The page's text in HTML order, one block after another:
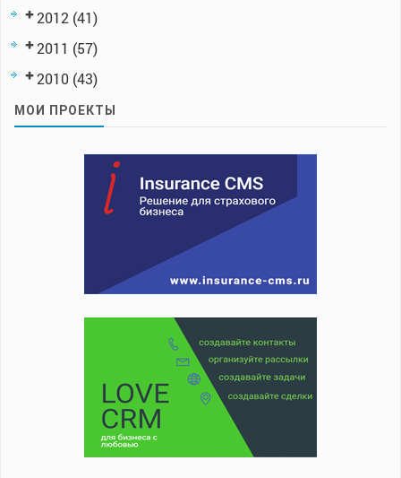
2012 (41)
2011 (57)
2010 (43)
МОИ ПРОЕКТЫ